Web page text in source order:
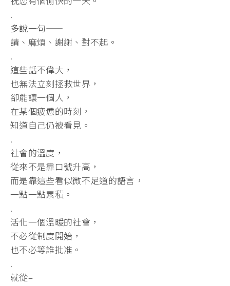
.
多說一句——
請、麻煩、謝謝、對不起。
.
這些話不偉大，
也無法立刻拯救世界，
卻能讓一個人，
在某個疲憊的時刻，
知道自己仍被看見。
.
社會的溫度，
從來不是靠口號升高，
而是靠這些看似微不足道的語言，
一點一點累積。
.
活化一個溫暖的社會，
不必從制度開始，
也不必等誰批准。
.
就從–